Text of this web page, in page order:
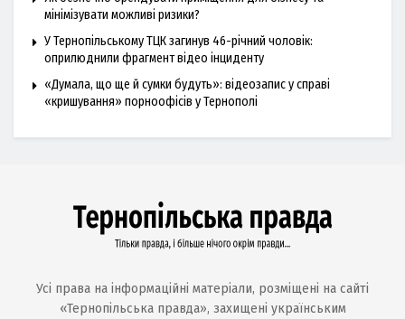
мінімізувати можливі ризики?
У Тернопільському ТЦК загинув 46-річний чоловік:
оприлюднили фрагмент відео інциденту
«Думала, що ще й сумки будуть»: відеозапис у справі
«кришування» порноофісів у Тернополі
Усі права на інформаційні матеріали, розміщені на сайті
«Тернопільська правда», захищені українським